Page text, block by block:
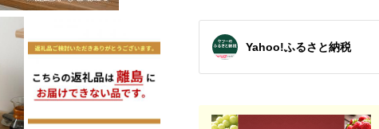
Yahoo!ふるさと納税